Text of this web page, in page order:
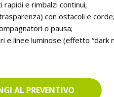
e rimbalzi continui;
con ostacoli e corde;
o pausa;
e linee luminose (effetto “dark
AL PREVENTIVO